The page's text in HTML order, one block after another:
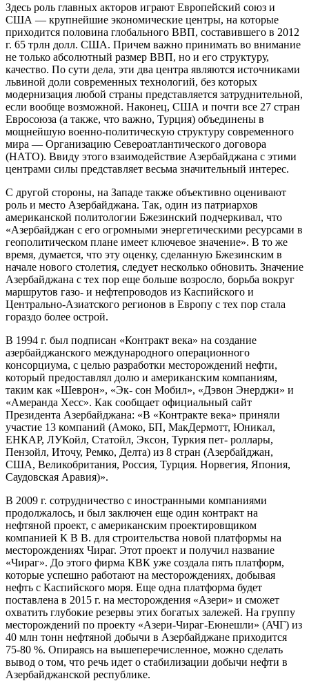
Здесь роль главных акторов играют Европейский союз и
США — крупнейшие экономические центры, на которые
приходится половина глобального ВВП, составившего в 2012
г. 65 трлн долл. США. Причем важно принимать во внимание
не только абсолютный размер ВВП, но и его структуру,
качество. По сути дела, эти два центра являются источниками
львиной доли современных технологий, без которых
модернизация любой страны представляется затруднительной,
если вообще возможной. Наконец, США и почти все 27 стран
Евросоюза (а также, что важно, Турция) объединены в
мощнейшую военно-политическую структуру современного
мира — Организацию Североатлантического договора
(НАТО). Ввиду этого взаимодействие Азербайджана с этими
центрами силы представляет весьма значительный интерес.
С другой стороны, на Западе также объективно оценивают
роль и место Азербайджана. Так, один из патриархов
американской политологии Бжезинский подчеркивал, что
«Азербайджан с его огромными энергетическими ресурсами в
геополитическом плане имеет ключевое значение». В то же
время, думается, что эту оценку, сделанную Бжезинским в
начале нового столетия, следует несколько обновить. Значение
Азербайджана с тех пор еще больше возросло, борьба вокруг
маршрутов газо- и нефтепроводов из Каспийского и
Центрально-Азиатского регионов в Европу с тех пор стала
гораздо более острой.
В 1994 г. был подписан «Контракт века» на создание
азербайджанского международного операционного
консорциума, с целью разработки месторождений нефти,
который предоставлял долю и американским компаниям,
таким как «Шеврон», «Эк- сон Мобил», «Дэвон Энерджи» и
«Амеранда Хесс». Как сообщает официальный сайт
Президента Азербайджана: «В «Контракте века» приняли
участие 13 компаний (Амоко, БП, МакДермотт, Юникал,
ЕНКАР, ЛУКойл, Статойл, Эксон, Туркия пет- роллары,
Пензойл, Иточу, Ремко, Делта) из 8 стран (Азербайджан,
США, Великобритания, Россия, Турция. Норвегия, Япония,
Саудовская Аравия)».
В 2009 г. сотрудничество с иностранными компаниями
продолжалось, и был заключен еще один контракт на
нефтяной проект, с американским проектировщиком
компанией К В В. для строительства новой платформы на
месторождениях Чираг. Этот проект и получил название
«Чираг». До этого фирма КВК уже создала пять платформ,
которые успешно работают на месторождениях, добывая
нефть с Каспийского моря. Еще одна платформа будет
поставлена в 2015 г. на месторождения «Азери» и сможет
охватить глубокие резервы этих богатых залежей. На группу
месторождений по проекту «Азери-Чираг-Еюнешли» (АЧГ) из
40 млн тонн нефтяной добычи в Азербайджане приходится
75-80 %. Опираясь на вышеперечисленное, можно сделать
вывод о том, что речь идет о стабилизации добычи нефти в
Азербайджанской республике.